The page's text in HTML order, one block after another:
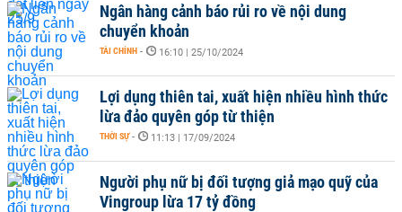
Ngân hàng cảnh báo rủi ro về nội dung
chuyển khoản
TÀI CHÍNH - 16:10 | 25/10/2024
Lợi dụng thiên tai, xuất hiện nhiều hình thức
lừa đảo quyên góp từ thiện
THỜI SỰ - 11:13 | 17/09/2024
Người phụ nữ bị đối tượng giả mạo quỹ của
Vingroup lừa 17 tỷ đồng